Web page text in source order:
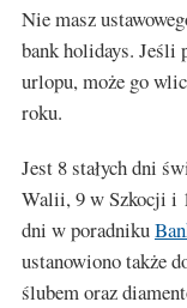
Nie masz
bank holidays. Jeśli
urlopu, może go
roku.
Jest 8 stałych dni
Walii, 9 w Szkocji i
dni w poradniku
ustanowiono także
ślubem oraz